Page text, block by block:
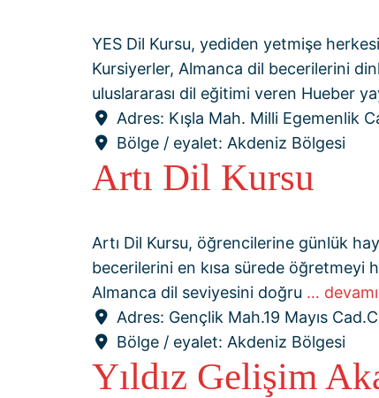
YES Dil Kursu, yediden yetmişe
Kursiyerler, Almanca dil becerilerini
uluslararası dil eğitimi veren Hueber
Adres: Kışla Mah. Milli Egemenlik
Bölge / eyalet: Akdeniz Bölgesi
Artı Dil Kursu
Artı Dil Kursu, öğrencilerine günlük
becerilerini en kısa sürede öğretmeyi
Almanca dil seviyesini doğru …
Adres: Gençlik Mah.19 Mayıs
Bölge / eyalet: Akdeniz Bölgesi
Yıldız Gelişim